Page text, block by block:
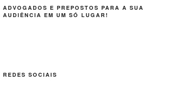
ADVOGADOS E PREPOSTOS PARA A SUA
AUDIÊNCIA EM UM SÓ LUGAR!
REDES SOCIAIS